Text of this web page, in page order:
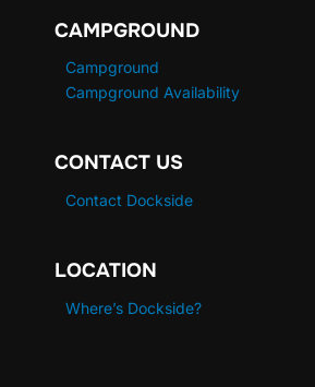
CAMPGROUND
Campground
Campground Availability
CONTACT US
Contact Dockside
LOCATION
Where’s Dockside?